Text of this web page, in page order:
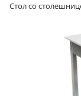
Стол со